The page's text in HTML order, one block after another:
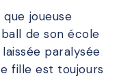
joueuse
de son école
paralysée
fille est toujours